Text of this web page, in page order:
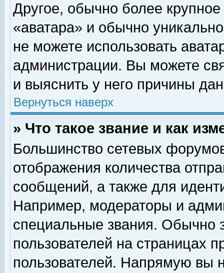
Другое, обычно более
«аватара» и обычно
не можете использовать
администрации. Вы можете
и выяснить у него причины
Вернуться наверх
» Что такое звание и как
Большинство сетевых
отображения количества
сообщений, а также для
Например, модераторы и
специальные звания. Обычно
пользователей на страницах
пользователей. Напрямую вы